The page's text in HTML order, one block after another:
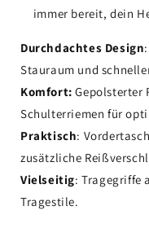
immer bereit, dein
Durchdachtes Design
Stauraum und
Komfort: Gepolsterter
Schulterriemen für
Praktisch:
zusätzliche
Vielseitig: Tragegriffe
Tragestile.